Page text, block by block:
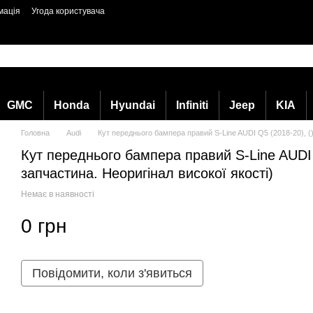
Угода користувача
GMC Honda Hyundai Infiniti Jeep KIA
Головна Audi Кут переднього бампера правий S-Line AUDI Q5 (2018-20),
Кут переднього бампера правий S-Line
запчастина. Неоригінал високої якості)
Немає в наявності
0 грн
Повідомити, коли з'явиться